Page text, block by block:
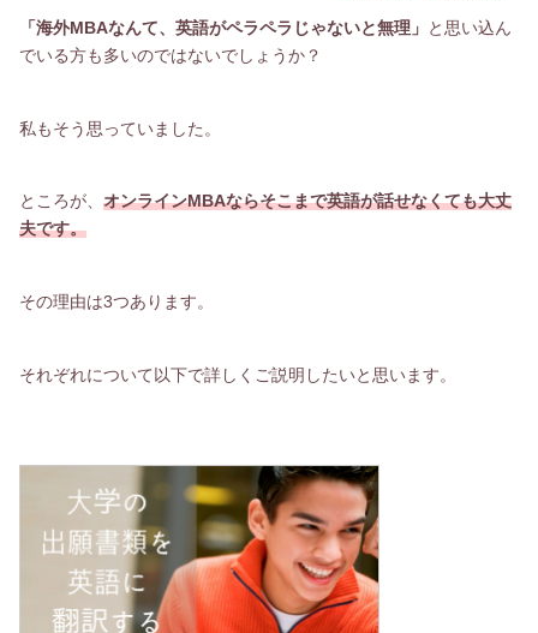
「海外MBAなんて、英語がペラペラじゃないと無理」 と思い込ん
でいる方も多いのではないでしょうか？
私もそう思っていました。
ところが、 オンラインMBAならそこまで英語が話せなくても大丈
夫です。
その理由は3つあります。
それぞれについて以下で詳しくご説明したいと思います。